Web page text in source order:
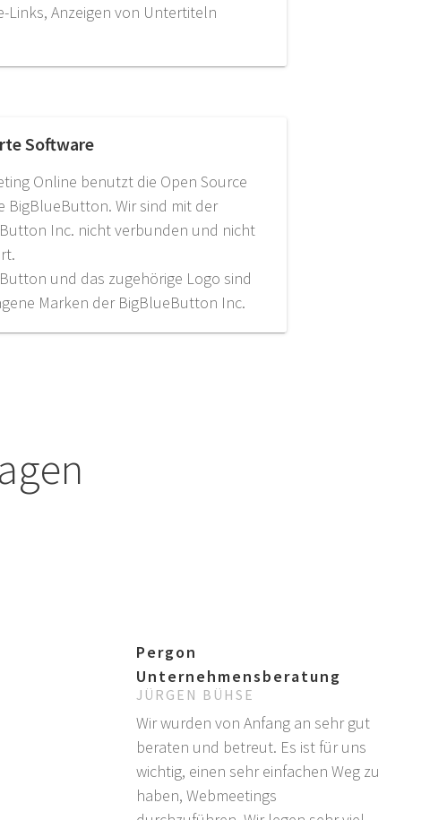
Links, Anzeigen von Untertiteln
Software
Online benutzt die Open Source
BigBlueButton. Wir sind mit der
Inc. nicht verbunden und nicht
und das zugehörige Logo sind
Marken der BigBlueButton Inc.
Pergon
Unternehmensberatung
JÜRGEN BÜHSE
Wir wurden von Anfang an sehr gut
beraten und betreut. Es ist für uns
wichtig, einen sehr einfachen Weg zu
haben, Webmeetings